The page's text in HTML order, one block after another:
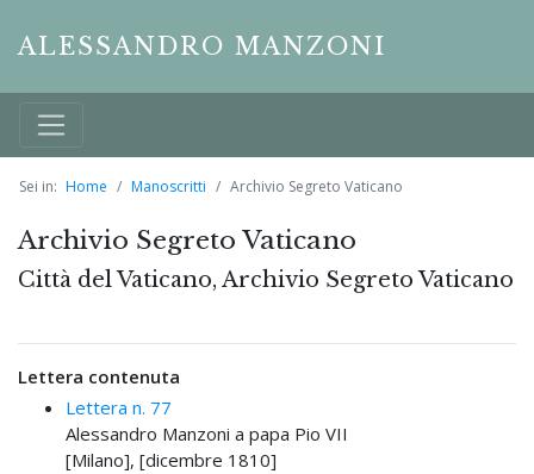
ALESSANDRO MANZONI
Sei in: Home Manoscritti Archivio Segreto Vaticano
Archivio Segreto Vaticano
Città del Vaticano, Archivio Segreto Vaticano
Lettera contenuta
Lettera n. 77
Alessandro Manzoni a papa Pio VII
[Milano], [dicembre 1810]